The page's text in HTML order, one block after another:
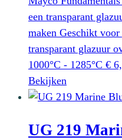
een transparant
maken Geschikt
transparant glazuur
1000°C - 1285°C €
Bekijken
UG 219